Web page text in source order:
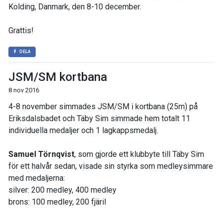
Kolding, Danmark, den 8-10 december.
Grattis!
DELA
JSM/SM kortbana
8 nov 2016
4-8 november simmades JSM/SM i kortbana (25m) på
Eriksdalsbadet och Täby Sim simmade hem totalt 11
individuella medaljer och 1 lagkappsmedalj.
Samuel Törnqvist, som gjorde ett klubbyte till Täby Sim
för ett halvår sedan, visade sin styrka som medleysimmare
med medaljerna:
silver: 200 medley, 400 medley
brons: 100 medley, 200 fjäril